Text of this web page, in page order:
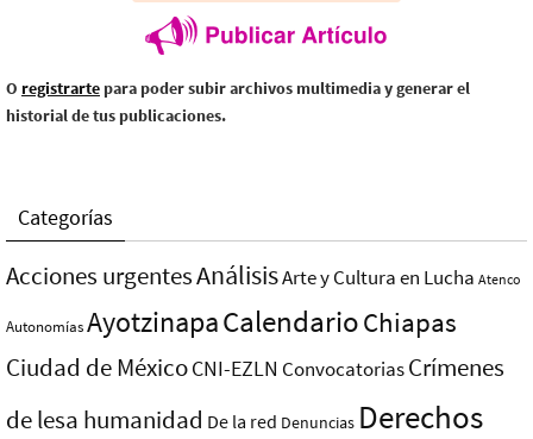
O registrarte para poder subir archivos multimedia y generar el
historial de tus publicaciones.
Categorías
Acciones urgentesAnálisisArte y Cultura en Lucha Atenco
AutonomíasAyotzinapaCalendarioChiapas
Ciudad de MéxicoCNI-EZLN ConvocatoriasCrímenes
de lesa humanidad De la red Denuncias Derechos